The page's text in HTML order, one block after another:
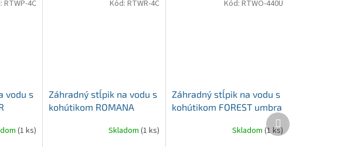
vodu s
(1 ks)
RTWP-4C
Záhradný stĺpik na vodu s
kohútikom ROMANA
Skladom(1 ks)
Kód:RTWR-4C
Záhradný stĺpik na vodu s
kohútikom FOREST umbra
Skladom (1 ks)
Kód: RTWO-440U
Ďalší
produkt